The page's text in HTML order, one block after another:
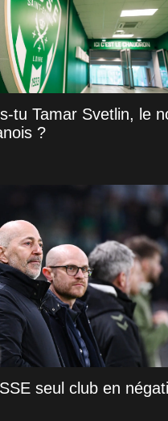
tu Tamar Svetlin, le
?
seul club en